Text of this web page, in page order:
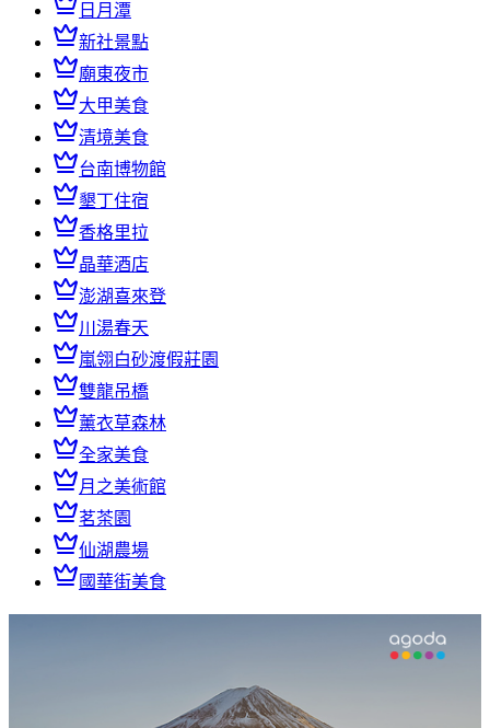
日月潭
新社景點
廟東夜市
大甲美食
清境美食
台南博物館
墾丁住宿
香格里拉
晶華酒店
澎湖喜來登
川湯春天
嵐翎白砂渡假莊園
雙龍吊橋
薰衣草森林
全家美食
月之美術館
茗茶園
仙湖農場
國華街美食